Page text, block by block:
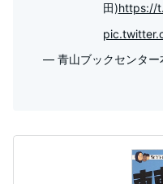
田)https://
— 青山ブックセンター